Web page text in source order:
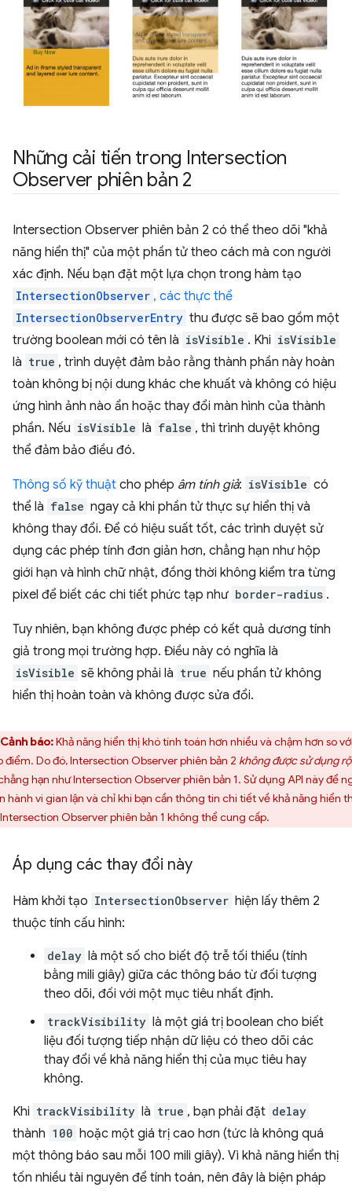
Những cải tiến trong Intersection
Observer phiên bản 2
Intersection Observer phiên bản 2 có thể theo dõi "khả
năng hiển thị" của một phần tử theo cách mà con người
xác định. Nếu bạn đặt một lựa chọn trong hàm tạo
IntersectionObserver , các thực thể
IntersectionObserverEntry thu được sẽ bao gồm một
trường boolean mới có tên là isVisible . Khi isVisible
là true , trình duyệt đảm bảo rằng thành phần này hoàn
toàn không bị nội dung khác che khuất và không có hiệu
ứng hình ảnh nào ẩn hoặc thay đổi màn hình của thành
phần. Nếu isVisible là false , thì trình duyệt không
thể đảm bảo điều đó.
Thông số kỹ thuật cho phép âm tính giả: isVisible có
thể là false ngay cả khi phần tử thực sự hiển thị và
không thay đổi. Để có hiệu suất tốt, các trình duyệt sử
dụng các phép tính đơn giản hơn, chẳng hạn như hộp
giới hạn và hình chữ nhật, đồng thời không kiểm tra từng
pixel để biết các chi tiết phức tạp như border-radius .
Tuy nhiên, bạn không được phép có kết quả dương tính
giả trong mọi trường hợp. Điều này có nghĩa là
isVisible sẽ không phải là true nếu phần tử không
hiển thị hoàn toàn và không được sửa đổi.
Cảnh báo:Khả năng hiển thị khó tính toán hơn nhiều và chậm hơn so
điểm. Do đó, Intersection Observer phiên bản 2 không được sử dụng
hạn như Intersection Observer phiên bản 1. Sử dụng API này để
hành vi gian lận và chỉ khi bạn cần thông tin chi tiết về khả năng hiển
Observer phiên bản 1 không thể cung cấp.
Áp dụng các thay đổi này
Hàm khởi tạo IntersectionObserver hiện lấy thêm 2
thuộc tính cấu hình:
delay là một số cho biết độ trễ tối thiểu (tính
bằng mili giây) giữa các thông báo từ đối tượng
theo dõi, đối với một mục tiêu nhất định.
trackVisibility là một giá trị boolean cho biết
liệu đối tượng tiếp nhận dữ liệu có theo dõi các
thay đổi về khả năng hiển thị của mục tiêu hay
không.
Khi trackVisibility là true , bạn phải đặt delay
thành 100 hoặc một giá trị cao hơn (tức là không quá
một thông báo sau mỗi 100 mili giây). Vì khả năng hiển thị
tốn nhiều tài nguyên để tính toán, nên đây là biện pháp